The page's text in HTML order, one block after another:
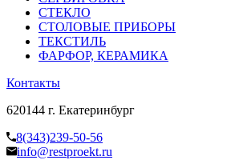
СТЕКЛО
СТОЛОВЫЕ ПРИБОРЫ
ТЕКСТИЛЬ
ФАРФОР, КЕРАМИКА
Контакты
620144 г. Екатеринбург
8(343)239-50-56
info@restproekt.ru